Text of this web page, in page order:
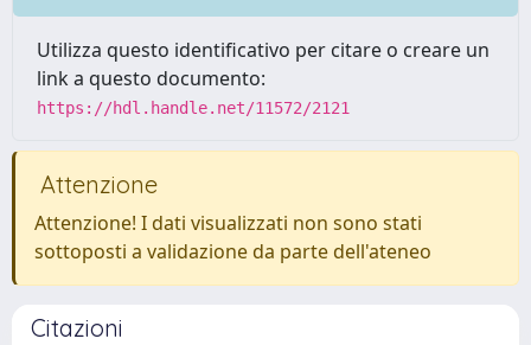
Utilizza questo identificativo per citare o creare un
link a questo documento:
https://hdl.handle.net/11572/2121
Attenzione
Attenzione! I dati visualizzati non sono stati
sottoposti a validazione da parte dell'ateneo
Citazioni